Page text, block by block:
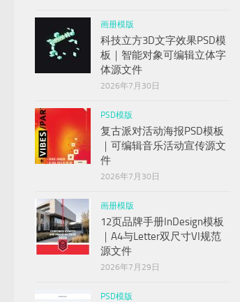
画册模版
科技立方3D文字效果PSD模
板｜智能对象可编辑立体字
体源文件
2026年7月30日
PSD模版
复古派对活动海报PSD模板
｜可编辑音乐活动宣传源文
件
2026年7月30日
画册模版
12页品牌手册InDesign模板
｜A4与Letter双尺寸VI规范
源文件
2026年7月29日
PSD模版